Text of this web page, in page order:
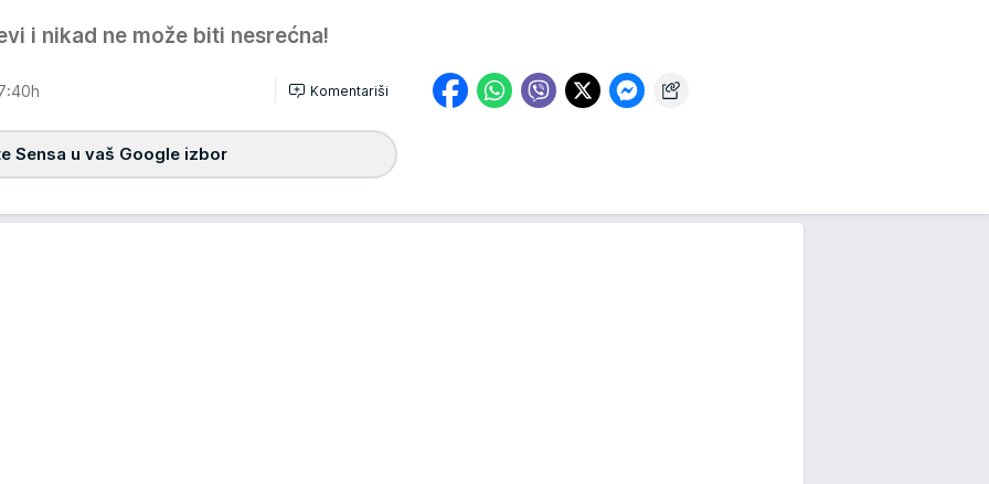
i nikad ne može biti nesrećna!
Komentariši
Sensa u vaš Google izbor